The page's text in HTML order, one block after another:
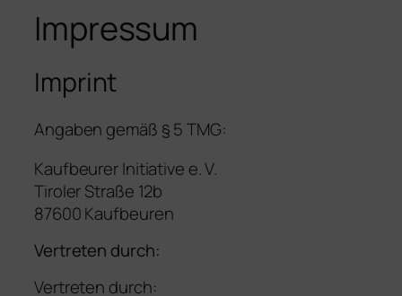
Impressum
Imprint
Angaben gemäß § 5 TMG:
Kaufbeurer Initiative e. V.
Tiroler Straße 12b
87600 Kaufbeuren
Vertreten durch:
Vertreten durch: